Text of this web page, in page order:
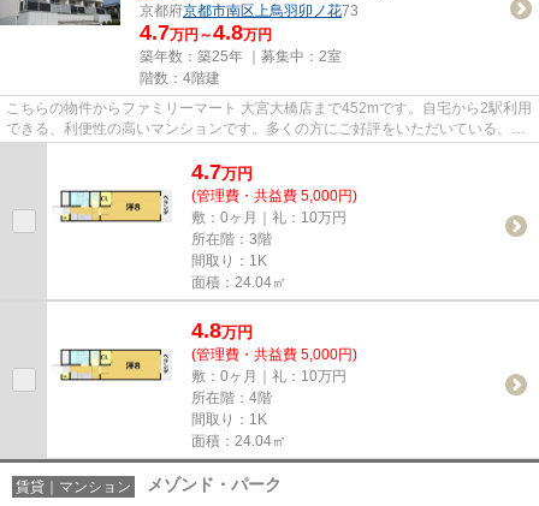
京都府京都市南区上鳥羽卯ノ花73
4.7万円～4.8万円
築年数：築25年 ｜募集中： 2室
階数：4階建
こちらの物件からファミリーマート 大宮大橋店まで452mです。自宅から2駅利用
できる、利便性の高いマンションです。多くの方にご好評をいただいている、清
4.7万円
(管理費・共益費 5,000円)
敷：0ヶ月｜礼：10万円
所在階：3階
間取り：1K
面積：24.04㎡
4.8万円
(管理費・共益費 5,000円)
敷：0ヶ月｜礼：10万円
所在階：4階
間取り：1K
面積：24.04㎡
賃貸｜マンション メゾンド・パーク